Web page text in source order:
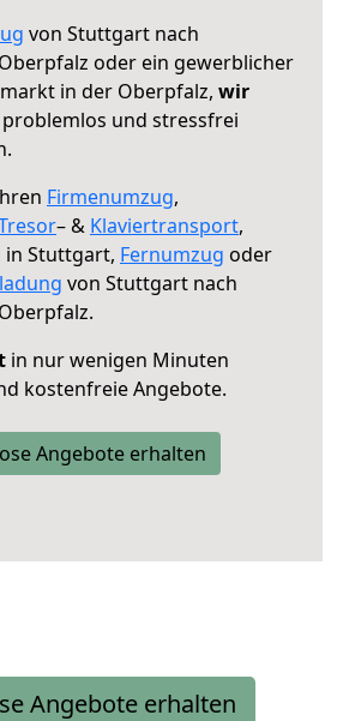
von Stuttgart nach
oder ein gewerblicher
in der Oberpfalz, wir
problemlos und stressfrei
Firmenumzug,
– & Klaviertransport,
in Stuttgart, Fernumzug oder
von Stuttgart nach
in nur wenigen Minuten
kostenfreie Angebote.
Angebote erhalten
Angebote erhalten